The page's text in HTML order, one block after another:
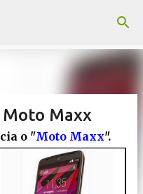
principal
Maxx
o "Moto Maxx".